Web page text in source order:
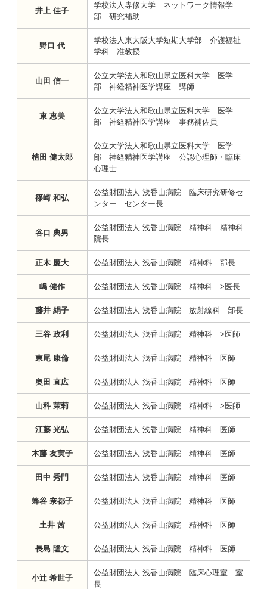
井上 佳子
学校法人専修大学 ネットワーク情報学
部 研究補助
野口 代
学校法人東大阪大学短期大学部 介護福祉
学科 准教授
山田 信一
公立大学法人和歌山県立医科大学 医学
部 神経精神医学講座 講師
東 恵美
公立大学法人和歌山県立医科大学 医学
部 神経精神医学講座 事務補佐員
植田 健太郎
公立大学法人和歌山県立医科大学 医学
部 神経精神医学講座 公認心理師・臨床
心理士
篠崎 和弘
公益財団法人 浅香山病院 臨床研究研修セ
ンター センター長
谷口 典男
公益財団法人 浅香山病院 精神科 精神科
院長
正木 慶大 公益財団法人 浅香山病院 精神科 部長
嶋 健作 公益財団法人 浅香山病院 精神科 >医長
藤井 絹子 公益財団法人 浅香山病院 放射線科 部長
三谷 政利 公益財団法人 浅香山病院 精神科 >医師
東尾 康倫 公益財団法人 浅香山病院 精神科 医師
奥田 直広 公益財団法人 浅香山病院 精神科 医師
山科 茉莉 公益財団法人 浅香山病院 精神科 >医師
江藤 光弘 公益財団法人 浅香山病院 精神科 医師
木藤 友実子 公益財団法人 浅香山病院 精神科 医師
田中 秀門 公益財団法人 浅香山病院 精神科 医師
蜂谷 奈都子 公益財団法人 浅香山病院 精神科 医師
土井 茜 公益財団法人 浅香山病院 精神科 医師
長島 隆文 公益財団法人 浅香山病院 精神科 医師
小辻 希世子
公益財団法人 浅香山病院 臨床心理室 室
長